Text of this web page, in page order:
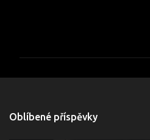
o
m
e
Oblíbené příspěvky